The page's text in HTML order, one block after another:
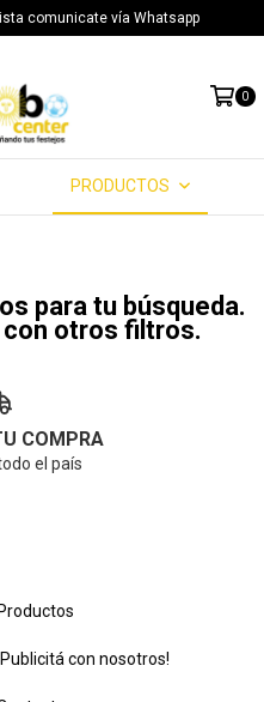
comunicate vía Whatsapp
0
PRODUCTOS
para tu búsqueda.
otros filtros.
COMPRA
el país
con nosotros!